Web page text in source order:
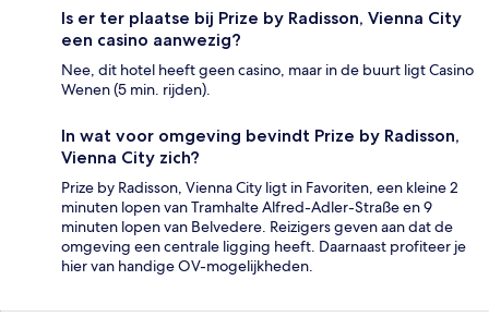
Is er ter plaatse bij Prize by Radisson, Vienna City
een casino aanwezig?
Nee, dit hotel heeft geen casino, maar in de buurt ligt Casino
Wenen (5 min. rijden).
In wat voor omgeving bevindt Prize by Radisson,
Vienna City zich?
Prize by Radisson, Vienna City ligt in Favoriten, een kleine 2
minuten lopen van Tramhalte Alfred-Adler-Straße en 9
minuten lopen van Belvedere. Reizigers geven aan dat de
omgeving een centrale ligging heeft. Daarnaast profiteer je
hier van handige OV-mogelijkheden.